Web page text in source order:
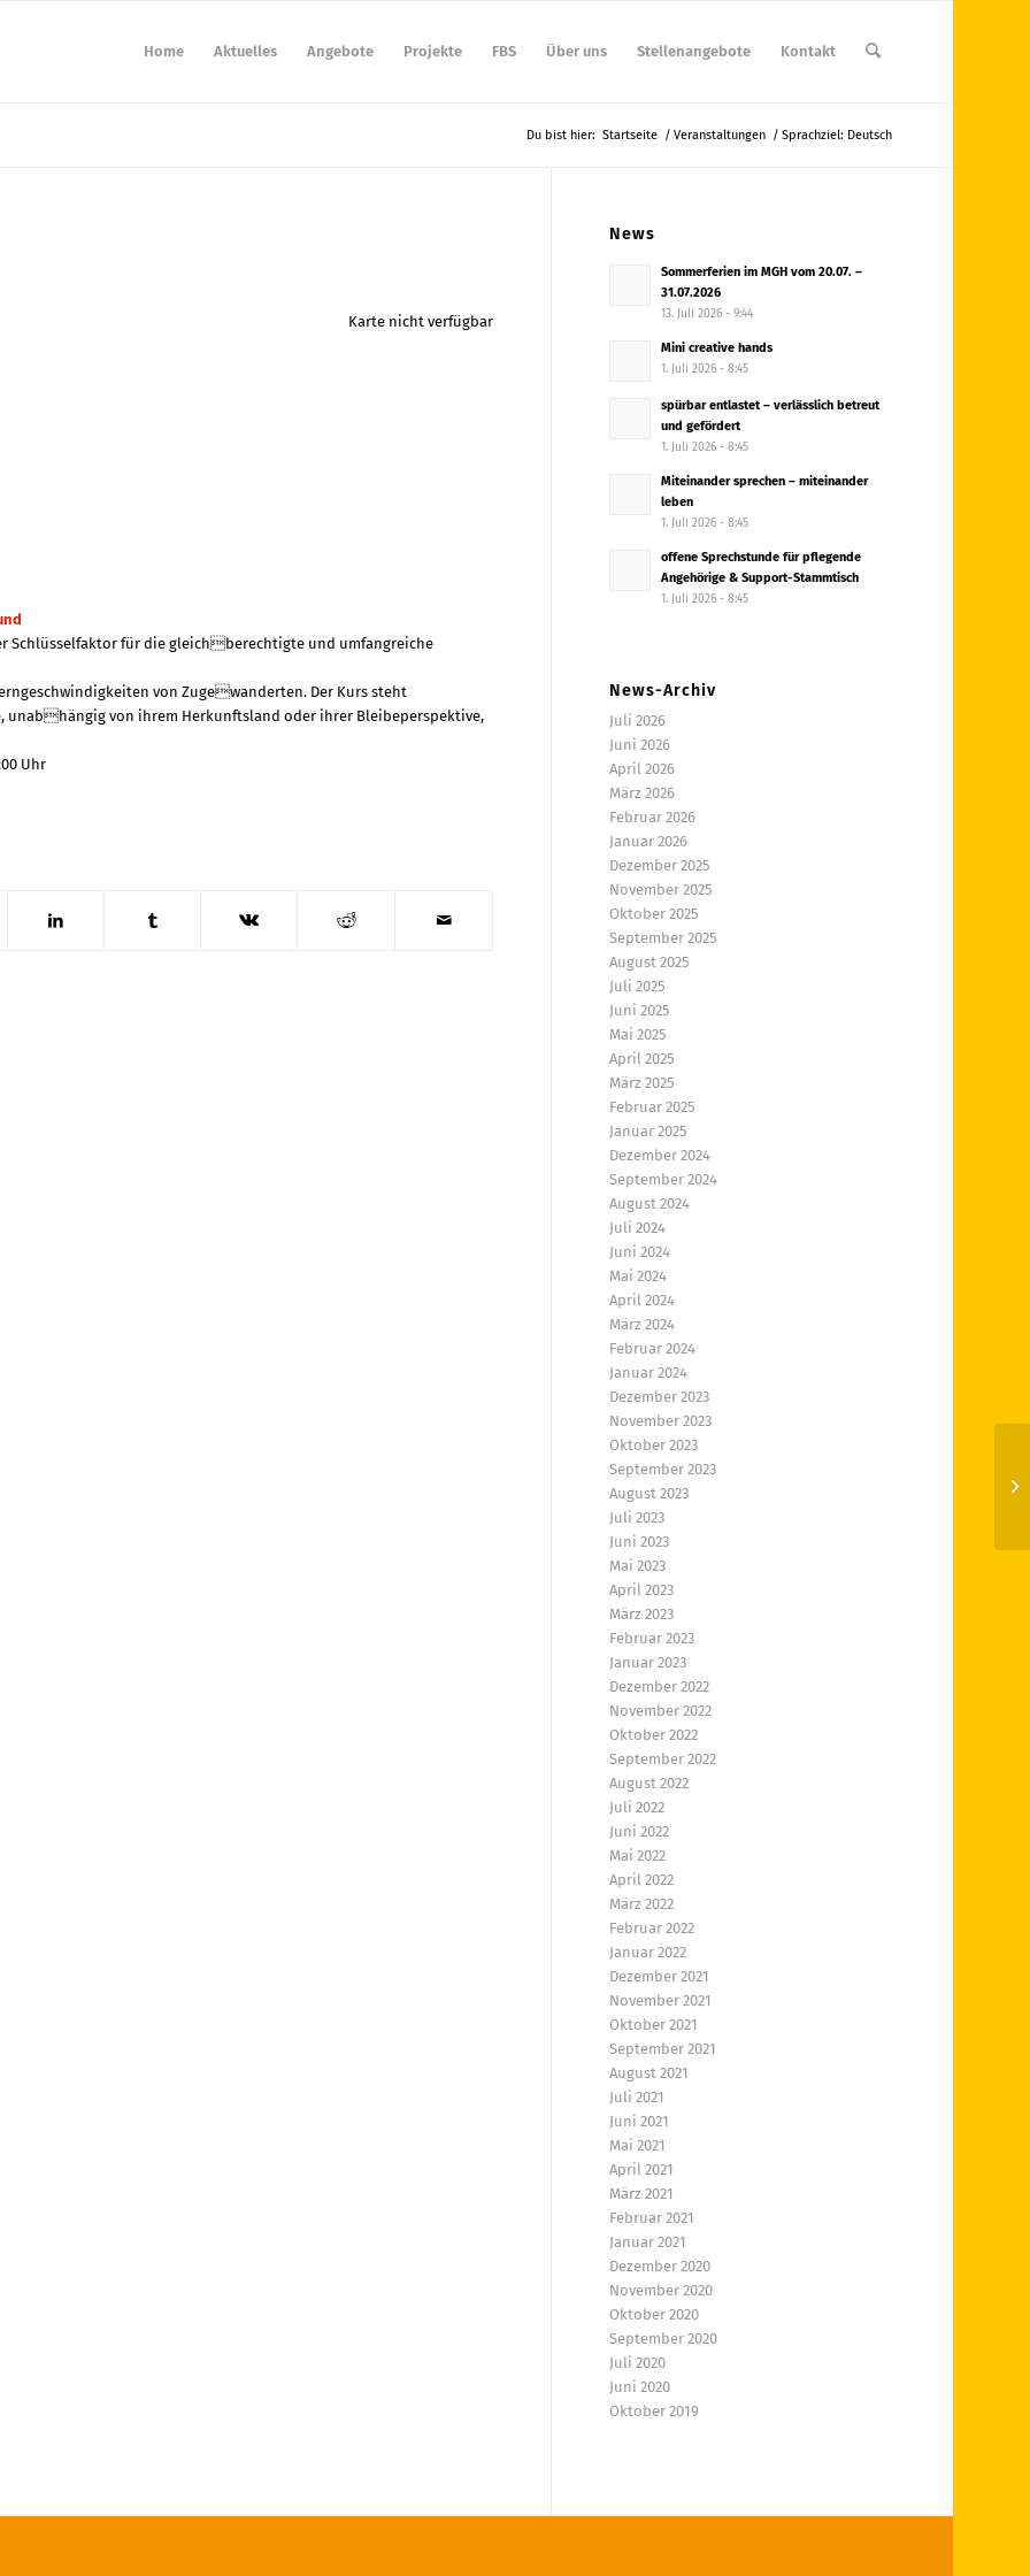
Home Aktuelles Angebote Projekte FBS Über uns Stellenangebote Kontakt
Du bist hier: Startseite / Veranstaltungen / Sprachziel: Deutsch
Karte nicht verfügbar
Schlüsselfaktor für die gleichberechtigte und umfangreiche
von Zugewanderten. Der Kurs steht
unabhängig von ihrem Herkunftsland oder ihrer Bleibeperspektive,
Uhr
News
Sommerferien im MGH vom 20.07. –
31.07.2026
13. Juli 2026 - 9:44
Mini creative hands
1. Juli 2026 - 8:45
spürbar entlastet – verlässlich betreut
und gefördert
1. Juli 2026 - 8:45
Miteinander sprechen – miteinander
leben
1. Juli 2026 - 8:45
offene Sprechstunde für pflegende
Angehörige & Support-Stammtisch
1. Juli 2026 - 8:45
News-Archiv
Juli 2026
Juni 2026
April 2026
März 2026
Februar 2026
Januar 2026
Dezember 2025
November 2025
Oktober 2025
September 2025
August 2025
Juli 2025
Juni 2025
Mai 2025
April 2025
März 2025
Februar 2025
Januar 2025
Dezember 2024
September 2024
August 2024
Juli 2024
Juni 2024
Mai 2024
April 2024
März 2024
Februar 2024
Januar 2024
Dezember 2023
November 2023
Oktober 2023
September 2023
August 2023
Juli 2023
Juni 2023
Mai 2023
April 2023
März 2023
Februar 2023
Januar 2023
Dezember 2022
November 2022
Oktober 2022
September 2022
August 2022
Juli 2022
Juni 2022
Mai 2022
April 2022
März 2022
Februar 2022
Januar 2022
Dezember 2021
November 2021
Oktober 2021
September 2021
August 2021
Juli 2021
Juni 2021
Mai 2021
April 2021
März 2021
Februar 2021
Januar 2021
Dezember 2020
November 2020
Oktober 2020
September 2020
Juli 2020
Juni 2020
Oktober 2019